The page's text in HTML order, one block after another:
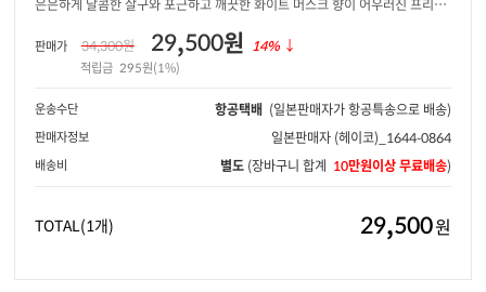
은은하게 달콤한 살구와 포근하고 깨끗한 화이트 머스크 향이 어우러진 프리미
판매가 34,300원 29,500원 14% ↓
적립금 295원(1%)
운송수단 항공택배 (일본판매자가 항공특송으로 배송)
판매자정보 일본판매자 (헤이코)_1644-0864
배송비 별도 (장바구니 합계 10만원이상 무료배송)
TOTAL 29,500원
(1개)